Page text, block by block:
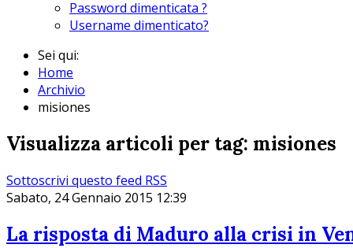
Password dimenticata ?
Username dimenticato?
Sei qui:
Home
Archivio
misiones
Visualizza articoli per tag: misiones
Sottoscrivi questo feed RSS
Sabato, 24 Gennaio 2015 12:39
La risposta di Maduro alla crisi in